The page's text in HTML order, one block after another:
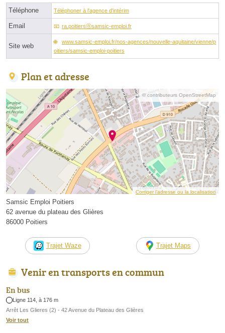
Téléphone Téléphoner à l'agence d'intérim
Email ra.poitiersⓐsamsic-emploi.fr
Site web
www.samsic-emploi.fr/nos-agences/nouvelle-aquitaine/vienne/p
oitiers/samsic-emploi-poitiers
Plan et adresse
© contributeurs OpenStreetMap
Corriger l’adresse ou la localisation
Samsic Emploi Poitiers
62 avenue du plateau des Glières
86000 Poitiers
Trajet Waze Trajet Maps
Venir en transports en commun
En bus
Ligne 114, à 176 m
Arrêt Les Glieres (2) - 42 Avenue du Plateau des Glières
Voir tout